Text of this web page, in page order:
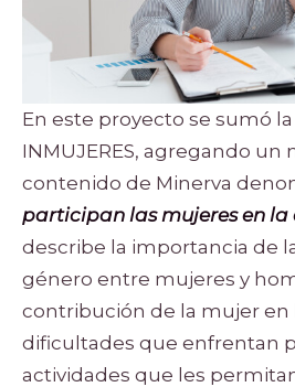
En este proyecto se sumó
INMUJERES, agregando un
contenido de Minerva
participan las mujeres en la
describe la importancia de
género entre mujeres y
contribución de la mujer en
dificultades que enfrentan
actividades que les